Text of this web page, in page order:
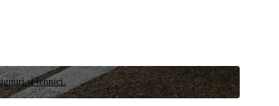
și tehnici.